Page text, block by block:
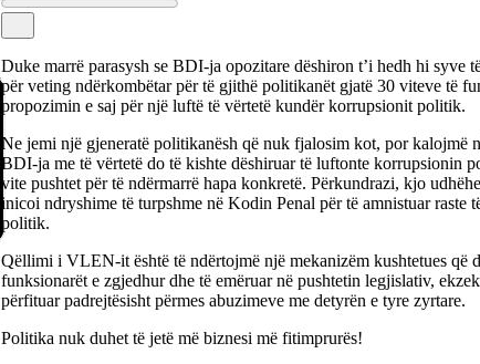
Duke marrë parasysh se BDI-ja opozitare dëshiron t’i hedh hi syve
për veting ndërkombëtar për të gjithë politikanët gjatë 30 viteve të
propozimin e saj për një luftë të vërtetë kundër korrupsionit politik.
Ne jemi një gjeneratë politikanësh që nuk fjalosim kot, por kalojmë
BDI-ja me të vërtetë do të kishte dëshiruar të luftonte korrupsionin
vite pushtet për të ndërmarrë hapa konkretë. Përkundrazi, kjo
inicoi ndryshime të turpshme në Kodin Penal për të amnistuar raste
politik.
Qëllimi i VLEN-it është të ndërtojmë një mekanizëm kushtetues që
funksionarët e zgjedhur dhe të emëruar në pushtetin legjislativ,
përfituar padrejtësisht përmes abuzimeve me detyrën e tyre zyrtare.
Politika nuk duhet të jetë më biznesi më fitimprurës!